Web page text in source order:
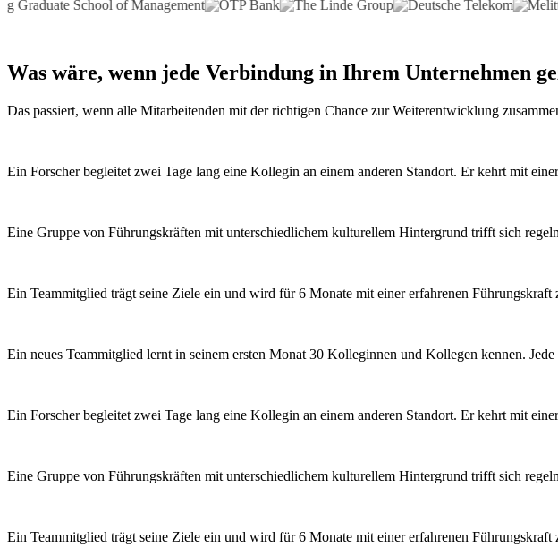
Was wäre, wenn jede Verbindung in Ihrem Unternehmen
Das passiert, wenn alle Mitarbeitenden mit der richtigen Chance zur Weiterentwicklung
Ein Forscher begleitet zwei Tage lang eine Kollegin an einem anderen Standort. Er kehrt mit
Eine Gruppe von Führungskräften mit unterschiedlichem kulturellem Hintergrund trifft sich
Ein Teammitglied trägt seine Ziele ein und wird für 6 Monate mit einer erfahrenen
Ein neues Teammitglied lernt in seinem ersten Monat 30 Kolleginnen und Kollegen kennen.
Ein Forscher begleitet zwei Tage lang eine Kollegin an einem anderen Standort. Er kehrt mit
Eine Gruppe von Führungskräften mit unterschiedlichem kulturellem Hintergrund trifft sich
Ein Teammitglied trägt seine Ziele ein und wird für 6 Monate mit einer erfahrenen